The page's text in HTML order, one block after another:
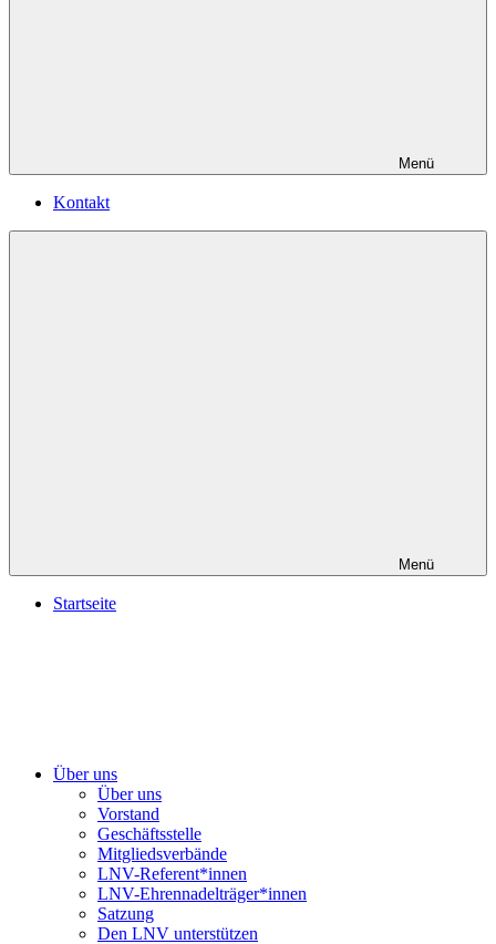
Menü
Kontakt
Menü
Startseite
Über uns
Über uns
Vorstand
Geschäftsstelle
Mitgliedsverbände
LNV-Referent*innen
LNV-Ehrennadelträger*innen
Satzung
Den LNV unterstützen